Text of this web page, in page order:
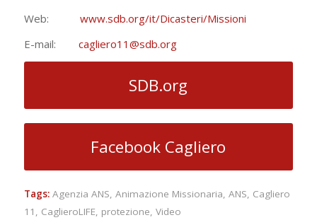
Web: www.sdb.org/it/Dicasteri/Missioni
E-mail: cagliero11@sdb.org
SDB.org
Facebook Cagliero
Tags: Agenzia ANS, Animazione Missionaria, ANS, Cagliero
11 , CaglieroLIFE, protezione, Video